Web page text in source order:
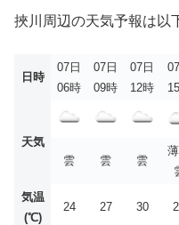
挾川周辺の天気予報は以
日時
07日
06時
07日
09時
07日
12時
天気
雲
雲 雲
気温
(℃)
24 27 30